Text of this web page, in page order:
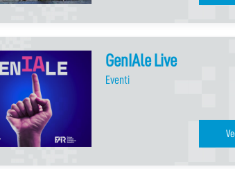
GenIAle Live
Eventi